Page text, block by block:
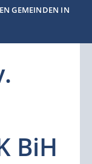
GEMEINDEN IN
BiH